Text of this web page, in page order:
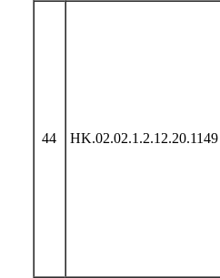
44 HK.02.02.1.2.12.20.1149